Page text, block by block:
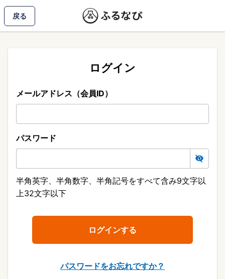
戻る
ログイン
メールアドレス（会員ID）
パスワード
半角英字、半角数字、半角記号をすべて含み9文字以
上32文字以下
パスワードをお忘れですか？